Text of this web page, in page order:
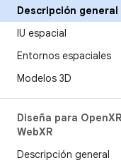
Descripción general
IU espacial
Entornos espaciales
Modelos 3D
Diseña para OpenXR
WebXR
Descripción general